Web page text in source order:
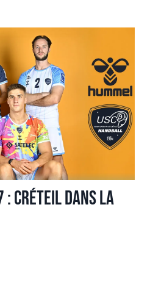
Créteil dans la